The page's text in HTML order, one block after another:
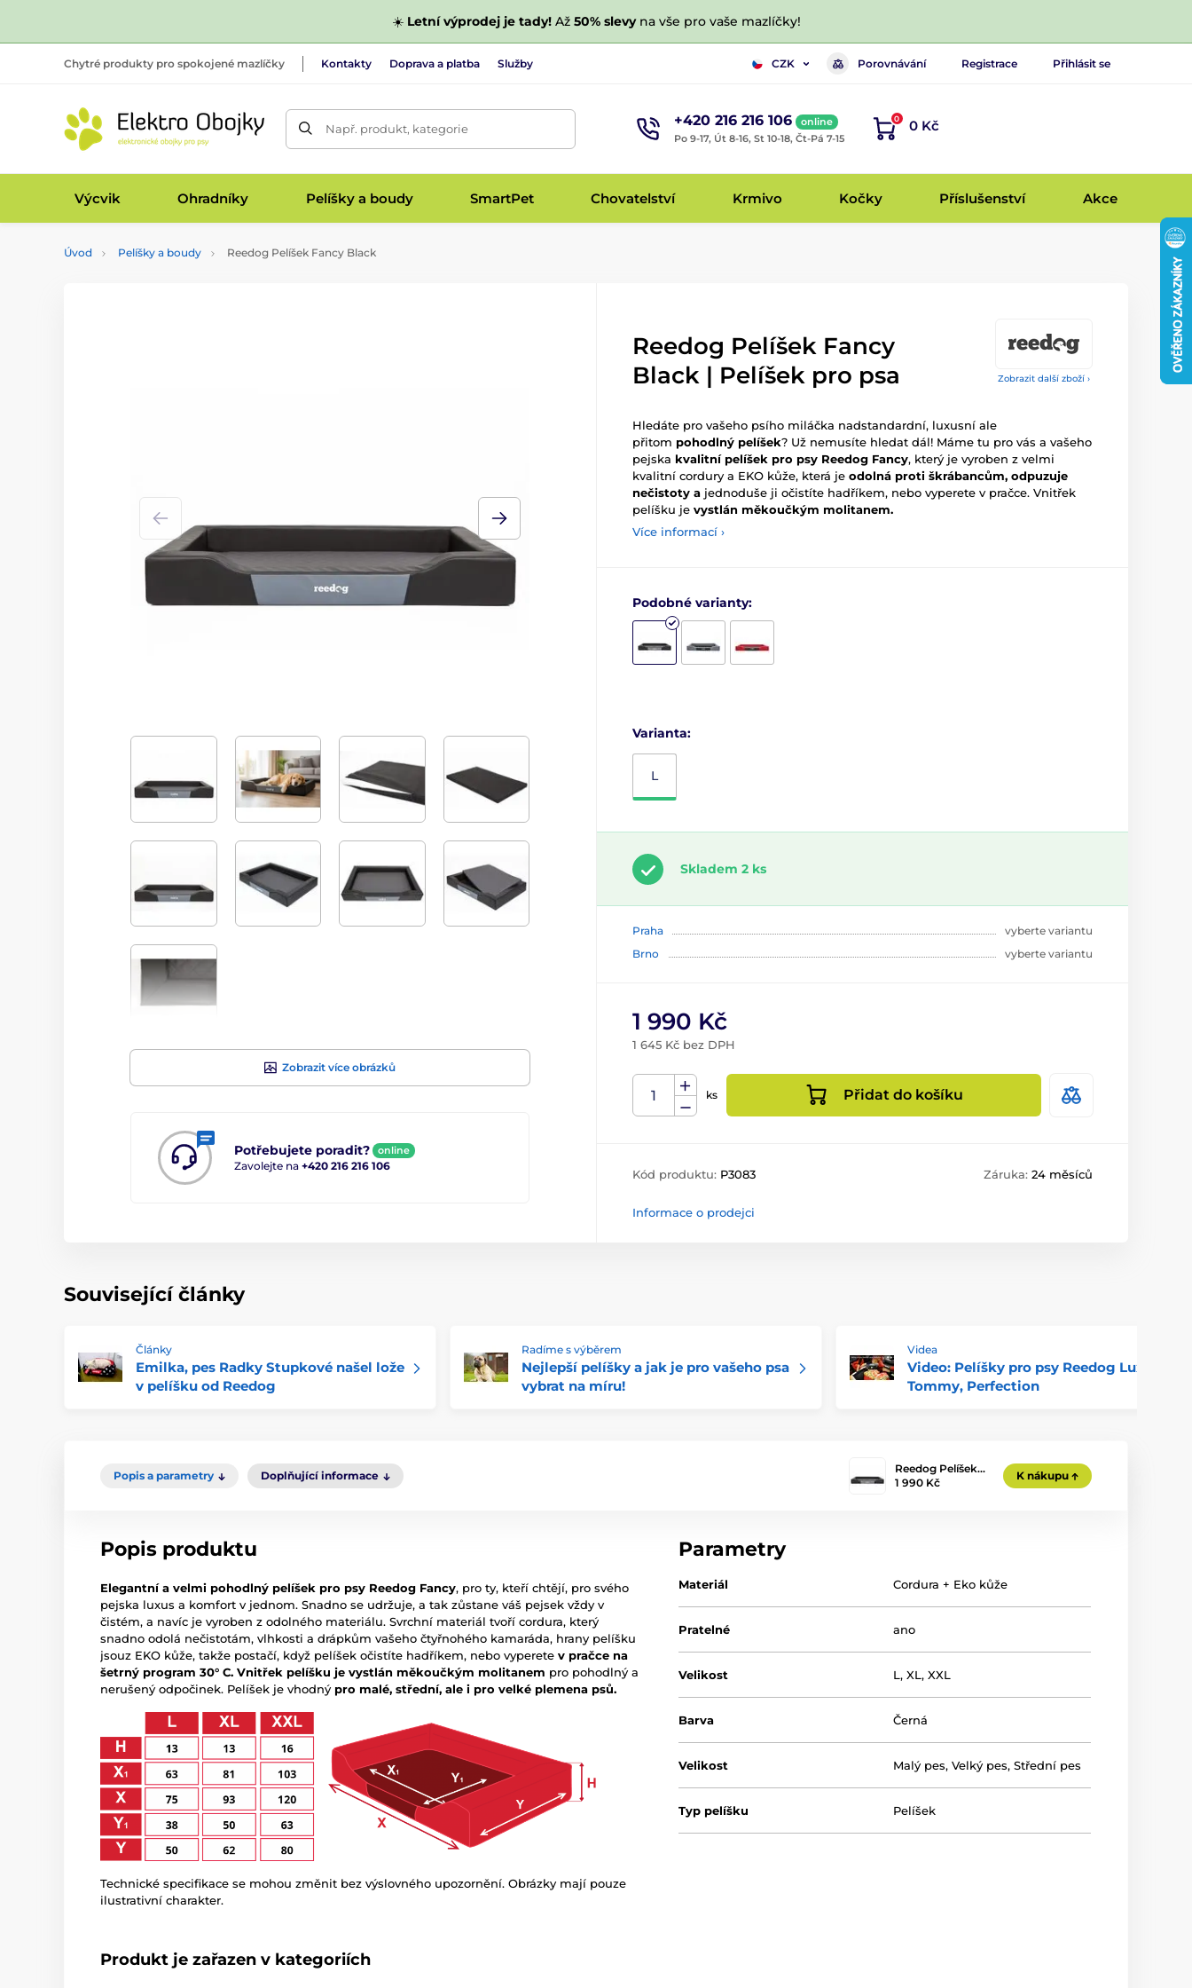
☀️ Letní výprodej je tady!Až 50% slevyna vše pro vaše mazlíčky!
Chytré produkty pro spokojené mazlíčky Kontakty Doprava a platba Služby CZK Porovnávání Registrace Přihlásit se
Např. produkt, kategorie +420 216 216 106
online
Po 9-17, Út 8-16, St 10-18, Čt-Pá 7-15
0 0 Kč
Výcvik Ohradníky Pelíšky a boudy SmartPet Chovatelství Krmivo Kočky Příslušenství Akce
Úvod Pelíšky a boudy Reedog Pelíšek Fancy Black
Zobrazit další zboží ›
Zobrazit více obrázků
Potřebujete poradit? online
Zavolejte na +420 216 216 106
Reedog Pelíšek Fancy
Black | Pelíšek pro psa
Hledáte pro vašeho psího miláčka nadstandardní, luxusní ale
přitom pohodlný pelíšek? Už nemusíte hledat dál! Máme tu pro vás a vašeho
pejska kvalitní pelíšek pro psy Reedog Fancy, který je vyroben z velmi
kvalitní cordury a EKO kůže, která je odolná proti škrábancům, odpuzuje
nečistoty a jednoduše ji očistíte hadříkem, nebo vyperete v pračce. Vnitřek
pelíšku je vystlán měkoučkým molitanem.
Více informací ›
Podobné varianty:
Varianta:
L
Skladem 2 ks
Praha
vyberte variantu
Brno
vyberte variantu
1 990 Kč
1 645 Kč bez DPH
ks Přidat do košíku
Kód produktu: P3083 Záruka: 24 měsíců
Informace o prodejci
Související články
Články
Emilka, pes Radky Stupkové našel lože
v pelíšku od Reedog
Radíme s výběrem
Nejlepší pelíšky a jak je pro vašeho psa
vybrat na míru!
Videa
Video: Pelíšky pro psy Reedog Luxus,
Tommy, Perfection
Popis a parametry Doplňující informace
Reedog Pelíšek…
1 990 Kč
K nákupu
Popis produktu
Elegantní a velmi pohodlný pelíšek pro psy Reedog Fancy, pro ty, kteří chtějí, pro svého
pejska luxus a komfort v jednom. Snadno se udržuje, a tak zůstane váš pejsek vždy v
čistém, a navíc je vyroben z odolného materiálu. Svrchní materiál tvoří cordura, který
snadno odolá nečistotám, vlhkosti a drápkům vašeho čtyřnohého kamaráda, hrany pelíšku
jsouz EKO kůže, takže postačí, když pelíšek očistíte hadříkem, nebo vyperete v pračce na
šetrný program 30° C. Vnitřek pelíšku je vystlán měkoučkým molitanem pro pohodlný a
nerušený odpočinek. Pelíšek je vhodný pro malé, střední, ale i pro velké plemena psů.
Technické specifikace se mohou změnit bez výslovného upozornění. Obrázky mají pouze
ilustrativní charakter.
Produkt je zařazen v kategoriích
Parametry
Materiál Cordura + Eko kůže
Pratelné ano
Velikost L,XL,XXL
Barva Černá
Velikost Malý pes,Velký pes,Střední pes
Typ pelíšku Pelíšek